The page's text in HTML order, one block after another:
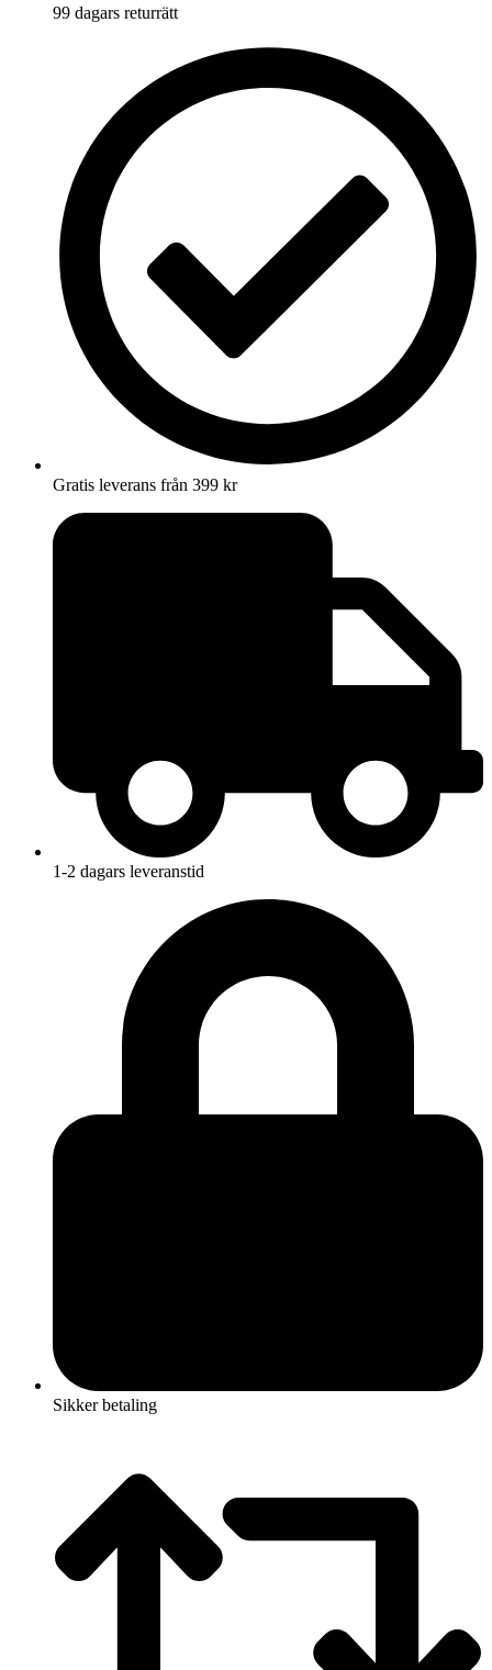
99 dagars returrätt
Gratis leverans från 399 kr
1-2 dagars leveranstid
Sikker betaling